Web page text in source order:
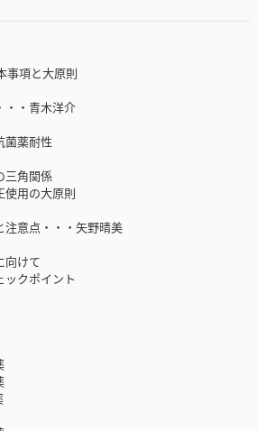
項と大原則
・青木洋介
菌薬耐性
三角関係
使用の大原則
意点・・・矢野晴美
向けて
ックポイント